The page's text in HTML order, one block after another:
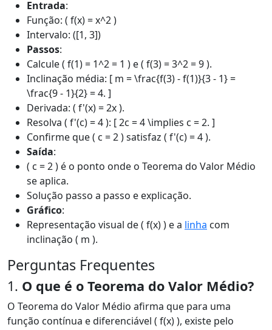
Entrada:
Função: ( f(x) = x^2 )
Intervalo: ([1, 3])
Passos:
Calcule ( f(1) = 1^2 = 1 ) e ( f(3) = 3^2 = 9 ).
Inclinação média: [ m = \frac{f(3) - f(1)}{3 - 1} =
\frac{9 - 1}{2} = 4. ]
Derivada: ( f'(x) = 2x ).
Resolva ( f'(c) = 4 ): [ 2c = 4 \implies c = 2. ]
Confirme que ( c = 2 ) satisfaz ( f'(c) = 4 ).
Saída:
( c = 2 ) é o ponto onde o Teorema do Valor Médio
se aplica.
Solução passo a passo e explicação.
Gráfico:
Representação visual de ( f(x) ) e a linha com
inclinação ( m ).
Perguntas Frequentes
1. O que é o Teorema do Valor Médio?
O Teorema do Valor Médio afirma que para uma
função contínua e diferenciável ( f(x) ), existe pelo